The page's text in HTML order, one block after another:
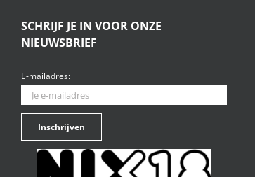
SCHRIJF JE IN VOOR ONZE
NIEUWSBRIEF
E-mailadres: